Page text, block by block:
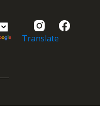
Translate